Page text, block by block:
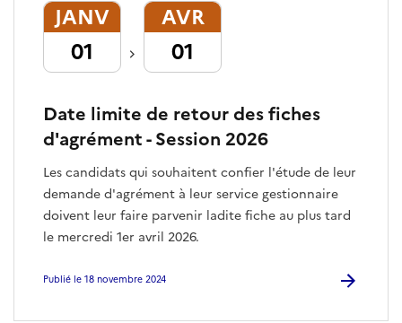
Date limite de retour des fiches
d'agrément - Session 2026
Les candidats qui souhaitent confier l'étude de leur
demande d'agrément à leur service gestionnaire
doivent leur faire parvenir ladite fiche au plus tard
le mercredi 1er avril 2026.
Publié le 18 novembre 2024
JANV
01
AVR
01